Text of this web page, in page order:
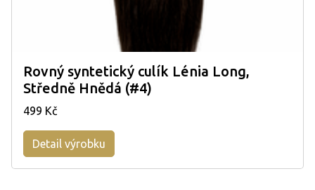
Rovný syntetický culík Lénia Long,
Středně Hnědá (#4)
499 Kč
Detail výrobku